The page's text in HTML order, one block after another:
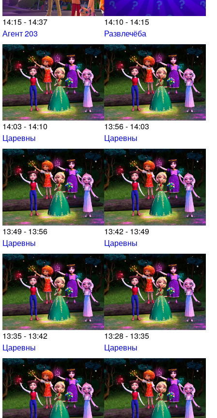
14:15 - 14:37
Агент 203
14:10 - 14:15
Развлечёба
14:03 - 14:10
Царевны
13:56 - 14:03
Царевны
13:49 - 13:56
Царевны
13:42 - 13:49
Царевны
13:35 - 13:42
Царевны
13:28 - 13:35
Царевны